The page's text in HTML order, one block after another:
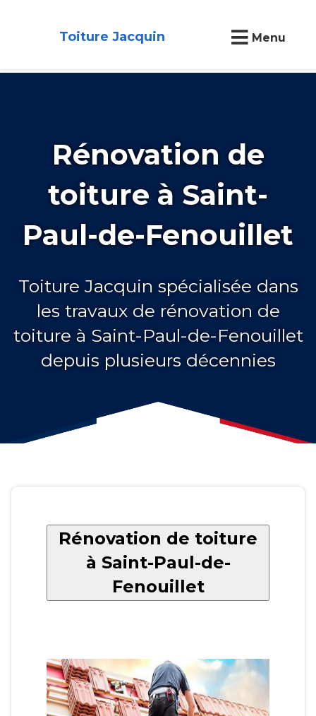
Toiture Jacquin Menu
Rénovation de
toiture à Saint-
Paul-de-Fenouillet
Toiture Jacquin spécialisée dans
les travaux de rénovation de
toiture à Saint-Paul-de-Fenouillet
depuis plusieurs décennies
Rénovation de toiture
à Saint-Paul-de-
Fenouillet